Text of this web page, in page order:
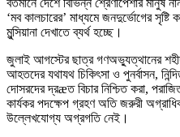
‘মব কালচারের’ মাধ্যমে জনদুর্ভোগের
মুন্সিয়ানা দেখাতে ব্যর্থ হচ্ছে।
জুলাই আগস্টের ছাত্র গণঅভ্যুত্থানের শহীদ
আহতদের যথাযথ চিকিৎসা ও পুনর্বাসন,
দোসরদের দ্রæত বিচার নিশ্চিত করা,
কার্যকর পদক্ষেপ গ্রহণ অতি জরুরী
উল্লেখযোগ্য অগ্রগতি নেই।